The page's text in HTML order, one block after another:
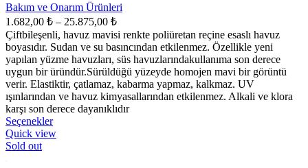
Bakım ve Onarım Ürünleri
1.682,00 ₺ – 25.875,00 ₺Fiyat
aralığı:
1.682,00 ₺
-
25.875,00 ₺
Çiftbileşenli, havuz mavisi renkte poliüretan reçine esaslı havuz
boyasıdır. Sudan ve su basıncından etkilenmez. Özellikle yeni
yapılan yüzme havuzları, süs havuzlarındakullanıma son derece
uygun bir üründür.Sürüldüğü yüzeyde homojen mavi bir görüntü
verir. Elastiktir, çatlamaz, kabarma yapmaz, kalkmaz. UV
ışınlarından ve havuz kimyasallarından etkilenmez. Alkali ve klora
karşı son derece dayanıklıdır
SeçeneklerBu
ürünün
Quick view
Sold out